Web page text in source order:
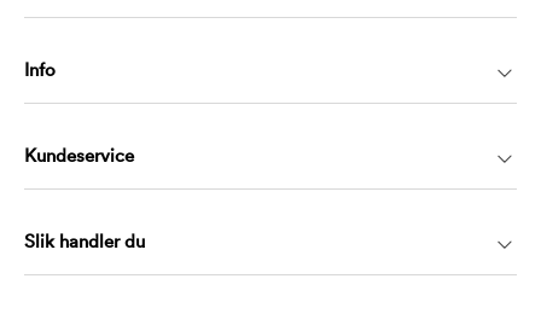
Info
Kundeservice
Slik handler du